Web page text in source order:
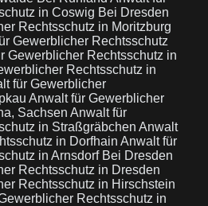
in Coswig Bei Dresden
Rechtsschutz in Moritzburg
Gewerblicher Rechtsschutz
Gewerblicher Rechtsschutz in
Rechtsschutz in
für Gewerblicher
Anwalt für Gewerblicher
Sachsen Anwalt für
in Straßgräbchen Anwalt
in Dorfhain Anwalt für
in Arnsdorf Bei Dresden
Rechtsschutz in Dresden
Rechtsschutz in Hirschstein
Rechtsschutz in